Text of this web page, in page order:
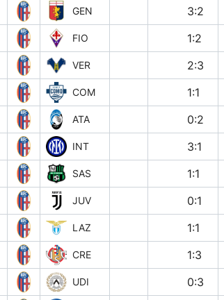
GEN 3:2
FIO
1:2
VER
2:3
COM
1:1
ATA 0:2
INT
3:1
SAS 1:1
JUV 0:1
LAZ 1:1
CRE 1:3
UDI 0:3